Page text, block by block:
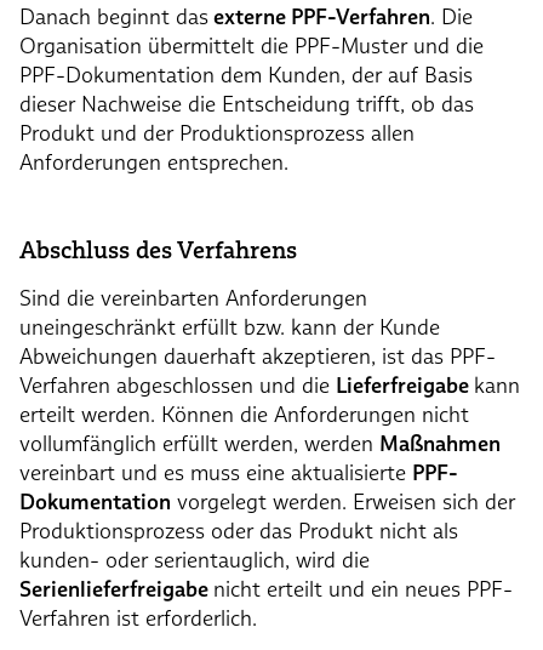
Danach beginnt dasexterne PPF-Verfahren. Die
Organisation übermittelt die PPF-Muster und die
PPF-Dokumentation dem Kunden, der auf Basis
dieser Nachweise die Entscheidung trifft, ob das
Produkt und der Produktionsprozess allen
Anforderungen entsprechen.
Abschluss des Verfahrens
Sind die vereinbarten Anforderungen
uneingeschränkt erfüllt bzw. kann der Kunde
Abweichungen dauerhaft akzeptieren, ist das PPF-
Verfahren abgeschlossen und die Lieferfreigabe kann
erteilt werden. Können die Anforderungen nicht
vollumfänglich erfüllt werden, werden Maßnahmen
vereinbart und es muss eine aktualisierte PPF-
Dokumentation vorgelegt werden. Erweisen sich der
Produktionsprozess oder das Produkt nicht als
kunden- oder serientauglich, wird die
Serienlieferfreigabe nicht erteilt und ein neues PPF-
Verfahren ist erforderlich.